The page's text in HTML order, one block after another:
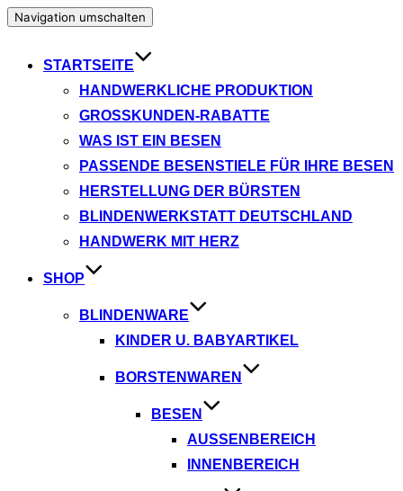
Navigation umschalten
STARTSEITE
HANDWERKLICHE PRODUKTION
GROSSKUNDEN-RABATTE
WAS IST EIN BESEN
PASSENDE BESENSTIELE FÜR IHRE BESEN
HERSTELLUNG DER BÜRSTEN
BLINDENWERKSTATT DEUTSCHLAND
HANDWERK MIT HERZ
SHOP
BLINDENWARE
KINDER U. BABYARTIKEL
BORSTENWAREN
BESEN
AUSSENBEREICH
INNENBEREICH